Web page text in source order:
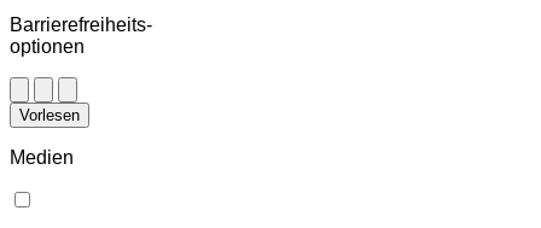
Barrierefreiheits-
optionen
Vorlesen
Medien